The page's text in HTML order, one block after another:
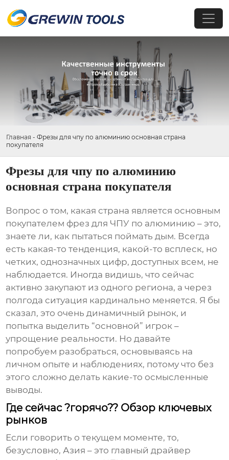
Главная - Фрезы для чпу по алюминию основная страна
покупателя
Фрезы для чпу по алюминию
основная страна покупателя
Вопрос о том, какая страна является основным
покупателем фрез для ЧПУ по алюминию – это,
знаете ли, как пытаться поймать дым. Всегда
есть какая-то тенденция, какой-то всплеск, но
четких, однозначных цифр, доступных всем, не
наблюдается. Иногда видишь, что сейчас
активно закупают из одного региона, а через
полгода ситуация кардинально меняется. Я бы
сказал, это очень динамичный рынок, и
попытка выделить “основной” игрок –
упрощение реальности. Но давайте
попробуем разобраться, основываясь на
личном опыте и наблюдениях, потому что без
этого сложно делать какие-то осмысленные
выводы.
Где сейчас ?горячо?? Обзор ключевых
рынков
Если говорить о текущем моменте, то,
безусловно,Азия – это главный драйвер